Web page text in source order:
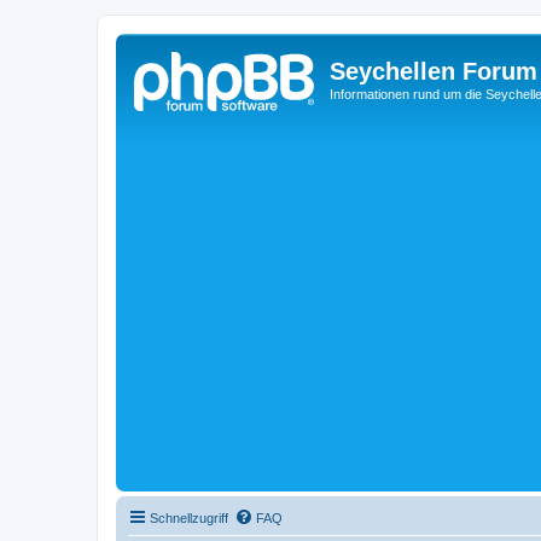
Seychellen Forum
Informationen rund um die
Schnellzugriff FAQ